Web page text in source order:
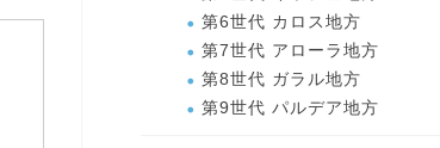
第6世代 カロス地方
第7世代 アローラ地方
第8世代 ガラル地方
第9世代 パルデア地方